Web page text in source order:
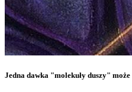
Jedna dawka "molekuły duszy"